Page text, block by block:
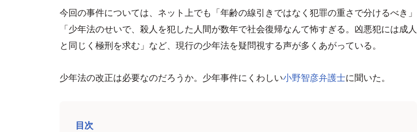
今回の事件については、ネット上でも「年齢の線引きではなく犯罪の重さで分けるべき」
「少年法のせいで、殺人を犯した人間が数年で社会復帰なんて怖すぎる。凶悪犯には成人
と同じく極刑を求む」など、現行の少年法を疑問視する声が多くあがっている。
少年法の改正は必要なのだろうか。少年事件にくわしい小野智彦弁護士に聞いた。
目次